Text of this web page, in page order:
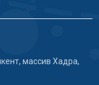
массив Хадра,